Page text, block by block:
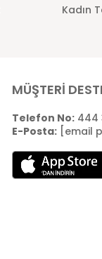
Kadın
MÜŞTERİ
Telefon No:444
E-Posta: [email